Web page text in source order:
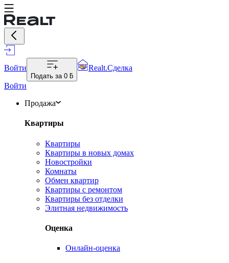
Войти
Подать за 0 ƃ
Realt.Сделка
Войти
Продажа
Квартиры
Квартиры
Квартиры в новых домах
Новостройки
Комнаты
Обмен квартир
Квартиры с ремонтом
Квартиры без отделки
Элитная недвижимость
Оценка
Онлайн-оценка